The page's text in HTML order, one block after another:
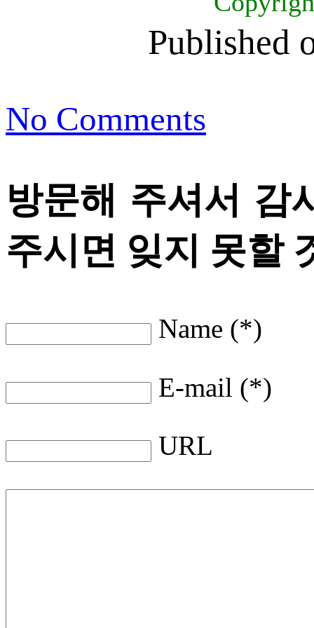
Published
No Comments
방문해 주셔서 감
주시면 잊지 못할
Name (*)
E-mail (*)
URL